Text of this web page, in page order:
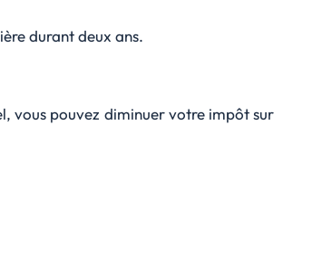
durant deux ans.
vous pouvez diminuer votre impôt sur